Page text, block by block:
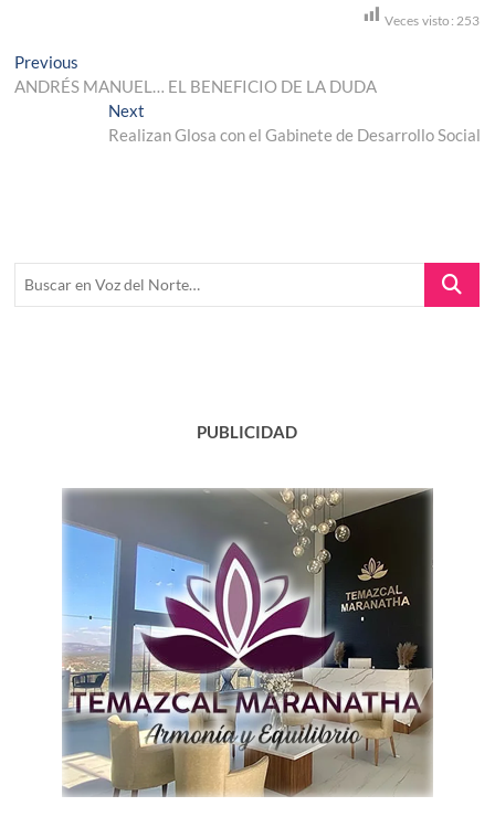
Veces visto: 253
Navegación
de
entradas
Previous
post:
ANDRÉS MANUEL… EL BENEFICIO DE LA DUDA
NextNext
post:
Realizan Glosa con el Gabinete de Desarrollo Social
Buscar
PUBLICIDAD